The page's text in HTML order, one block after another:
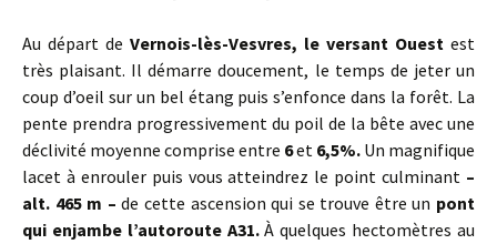
Au départ de Vernois-lès-Vesvres, le versant Ouest est
très plaisant. Il démarre doucement, le temps de jeter un
coup d’oeil sur un bel étang puis s’enfonce dans la forêt. La
pente prendra progressivement du poil de la bête avec une
déclivité moyenne comprise entre 6et 6,5%. Un magnifique
lacet à enrouler puis vous atteindrez le point culminant –
alt. 465 m – de cette ascension qui se trouve être un pont
qui enjambe l’autoroute A31.À quelques hectomètres au